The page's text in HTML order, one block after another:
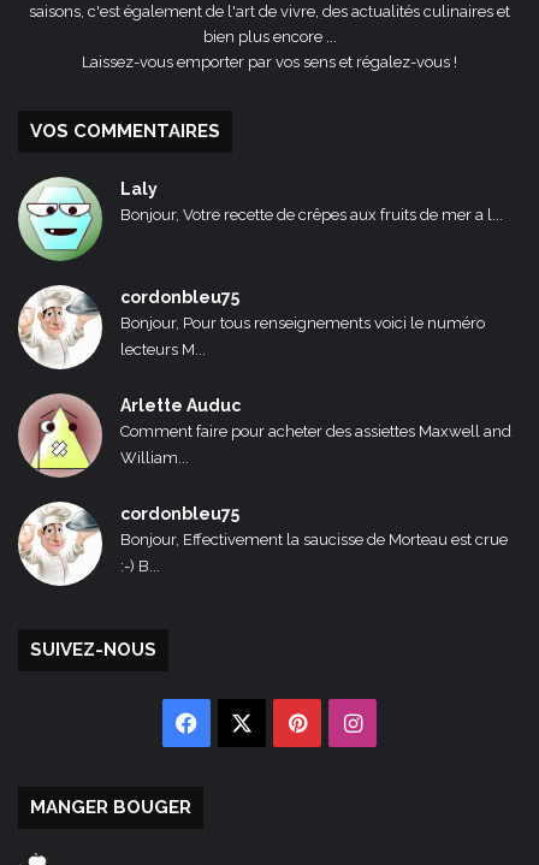
saisons, c'est également de l'art de vivre, des actualités culinaires et
bien plus encore ...
Laissez-vous emporter par vos sens et régalez-vous !
VOS COMMENTAIRES
Laly
Bonjour, Votre recette de crêpes aux fruits de mer a l...
cordonbleu75
Bonjour, Pour tous renseignements voici le numéro
lecteurs M...
Arlette Auduc
Comment faire pour acheter des assiettes Maxwell and
William...
cordonbleu75
Bonjour, Effectivement la saucisse de Morteau est crue
:-) B...
SUIVEZ-NOUS
Facebook PinterestInstagram
MANGER BOUGER